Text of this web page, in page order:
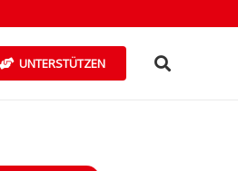
UNTERSTÜTZEN